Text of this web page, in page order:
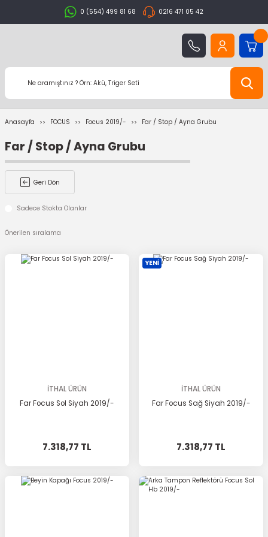
0 (554) 499 81 68 0216 471 05 42
Anasayfa FOCUS Focus 2019/- Far / Stop / Ayna Grubu
Far / Stop / Ayna Grubu
Geri Dön
Sadece Stokta Olanlar
İTHAL ÜRÜN
Far Focus Sol Siyah 2019/-
7.318,77 TL
YENİ
İTHAL ÜRÜN
Far Focus Sağ Siyah 2019/-
7.318,77 TL